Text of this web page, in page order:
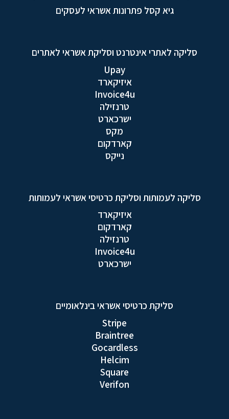
גיא קסל פתרונות אשראי לעסקים
סליקה לאתרי אינטרנט וסליקת אשראי לאתרים
Upay
איזיקארד
Invoice4u
טרנזילה
ישרכארט
מקס
קארדקום
נייקס
סליקה לעמותות וסליקת כרטיסי אשראי לעמותות
איזיקארד
קארדקום
טרנזילה
Invoice4u
ישרכארט
סליקת כרטיסי אשראי בינלאומיים
Stripe
Braintree
Gocardless
Helcim
Square
Verifon